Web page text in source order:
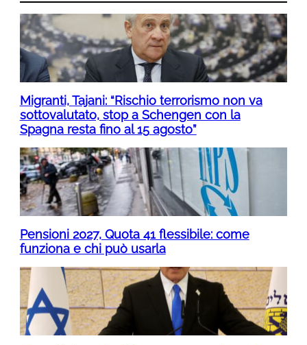
Migranti, Tajani: “Rischio terrorismo non va
sottovalutato, stop a Schengen con la
Spagna resta fino al 15 agosto”
Pensioni 2027, Quota 41 flessibile: come
funziona e chi può usarla